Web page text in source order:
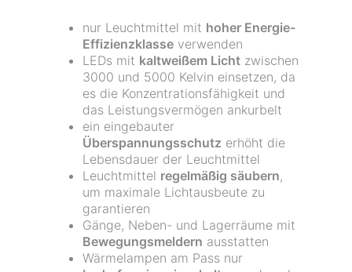
nur Leuchtmittel mit hoher Energie-
Effizienzklasse verwenden
LEDs mit kaltweißem Licht zwischen
3000 und 5000 Kelvin einsetzen, da
es die Konzentrationsfähigkeit und
das Leistungsvermögen ankurbelt
ein eingebauter
Überspannungsschutz erhöht die
Lebensdauer der Leuchtmittel
Leuchtmittel regelmäßig säubern,
um maximale Lichtausbeute zu
garantieren
Gänge, Neben- und Lagerräume mit
Bewegungsmeldern ausstatten
Wärmelampen am Pass nur